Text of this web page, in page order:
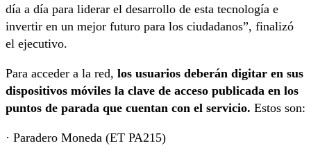
día a día para liderar el desarrollo de esta tecnología e
invertir en un mejor futuro para los ciudadanos”, finalizó
el ejecutivo.
Para acceder a la red, los usuarios deberán digitar en sus
dispositivos móviles la clave de acceso publicada en los
puntos de parada que cuentan con el servicio. Estos son:
· Paradero Moneda (ET PA215)